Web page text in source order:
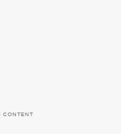
CONTENT